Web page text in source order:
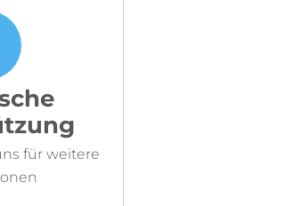
für weitere